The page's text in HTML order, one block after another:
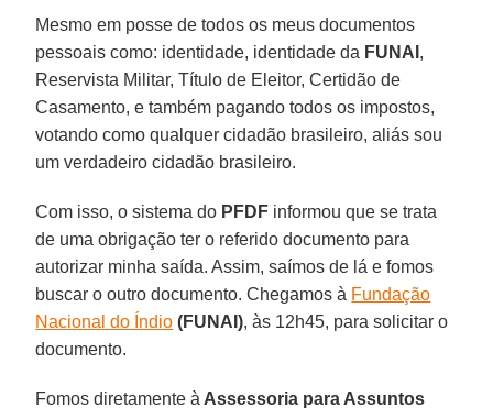
Mesmo em posse de todos os meus documentos
pessoais como: identidade, identidade da FUNAI ,
Reservista Militar, Título de Eleitor, Certidão de
Casamento, e também pagando todos os impostos,
votando como qualquer cidadão brasileiro, aliás sou
um verdadeiro cidadão brasileiro.
Com isso, o sistema do PFDF informou que se trata
de uma obrigação ter o referido documento para
autorizar minha saída. Assim, saímos de lá e fomos
buscar o outro documento. Chegamos à Fundação
Nacional do Índio (FUNAI), às 12h45, para solicitar o
documento.
Fomos diretamente à Assessoria para Assuntos